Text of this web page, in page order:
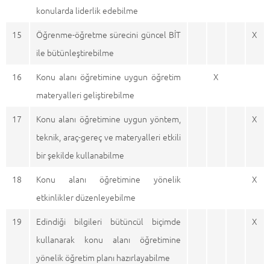
konularda liderlik edebilme
15
Öğrenme-öğretme sürecini güncel BİT
ile bütünleştirebilme
X
16
Konu alanı öğretimine uygun öğretim
materyalleri geliştirebilme
X
17
Konu alanı öğretimine uygun yöntem,
teknik, araç-gereç ve materyalleri etkili
bir şekilde kullanabilme
X
18
Konu alanı öğretimine yönelik
etkinlikler düzenleyebilme
X
19
Edindiği bilgileri bütüncül biçimde
kullanarak konu alanı öğretimine
yönelik öğretim planı hazırlayabilme
X